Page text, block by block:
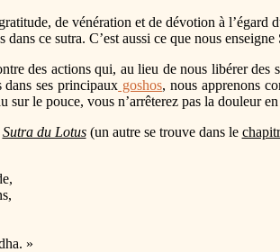
de vénération et de dévotion à
dans ce sutra. C’est aussi ce que nous
des actions qui, au lieu de nous libérer
dans ses principaux goshos, nous apprenons
le pouce, vous n’arrêterez pas la douleur
Sutra du Lotus(un autre se trouve dans le
»